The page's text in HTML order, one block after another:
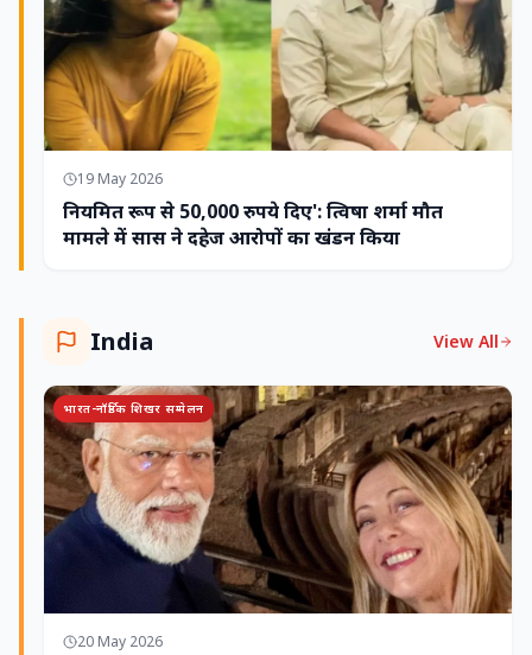
19 May 2026
नियमित रूप से 50,000 रुपये दिए': त्विषा शर्मा मौत
मामले में सास ने दहेज आरोपों का खंडन किया
India View All
भारत-नॉर्डिक शिखर सम्मेलन
20 May 2026